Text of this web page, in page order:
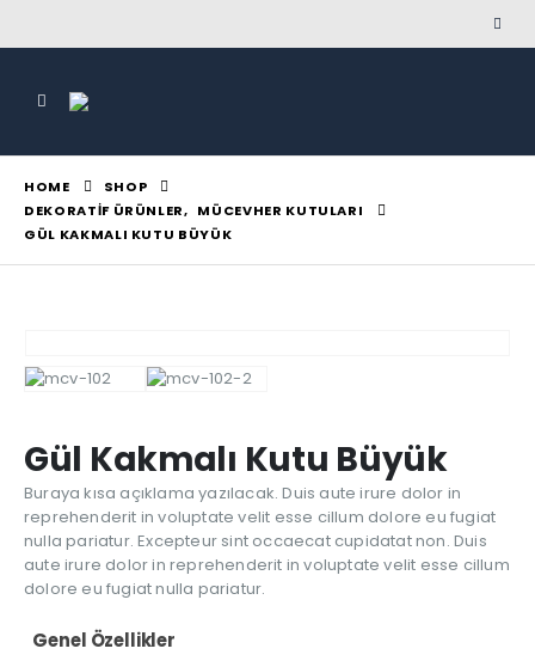
HOME
SHOP
DEKORATIF ÜRÜNLER, MÜCEVHER KUTULARI
GÜL KAKMALI KUTU BÜYÜK
Gül Kakmalı Kutu Büyük
Buraya kısa açıklama yazılacak. Duis aute irure dolor in
reprehenderit in voluptate velit esse cillum dolore eu fugiat
nulla pariatur. Excepteur sint occaecat cupidatat non. Duis
aute irure dolor in reprehenderit in voluptate velit esse cillum
dolore eu fugiat nulla pariatur.
Genel Özellikler